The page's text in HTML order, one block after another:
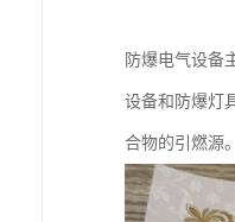
防爆电气设备
设备和防爆灯
合物的引燃源。